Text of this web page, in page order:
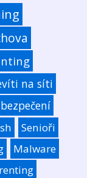
na síti
Senioři
Malware